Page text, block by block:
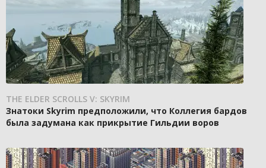
THE ELDER SCROLLS V: SKYRIM
Знатоки Skyrim предположили, что Коллегия бардов
была задумана как прикрытие Гильдии воров